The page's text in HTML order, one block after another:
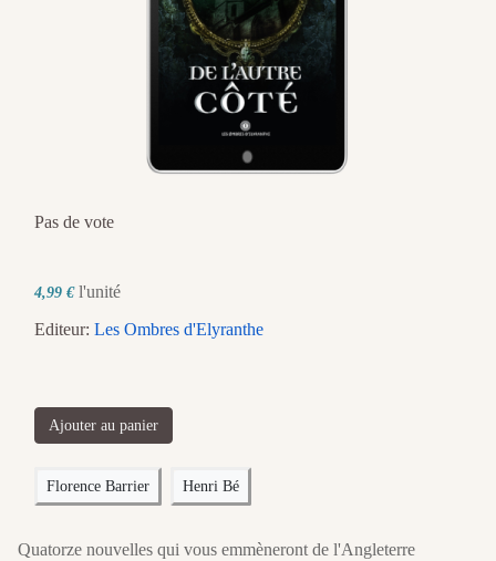
Pas de vote
4,99 € l'unité
Editeur: Les Ombres d'Elyranthe
Ajouter au panier
Florence Barrier Henri Bé
Quatorze nouvelles qui vous emmèneront de l'Angleterre